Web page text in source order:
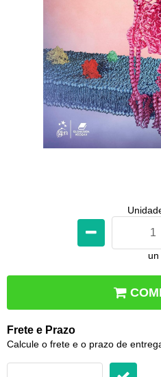
un
Frete e Prazo
Calcule o frete e o prazo de